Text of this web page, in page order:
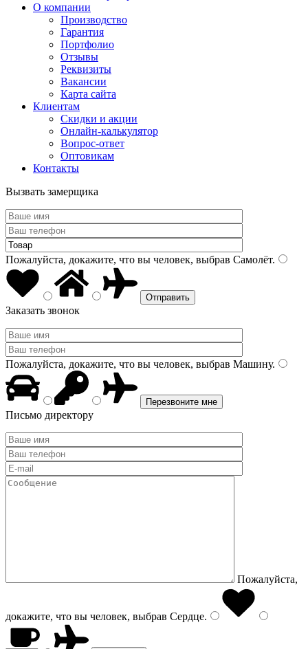
О компании
Производство
Гарантия
Портфолио
Отзывы
Реквизиты
Вакансии
Карта сайта
Клиентам
Скидки и акции
Онлайн-калькулятор
Вопрос-ответ
Оптовикам
Контакты
Вызвать замерщика
Пожалуйста, докажите, что вы человек, выбрав Самолёт.
Заказать звонок
Пожалуйста, докажите, что вы человек, выбрав Машину.
Письмо директору
Пожалуйста,
докажите, что вы человек, выбрав Сердце.